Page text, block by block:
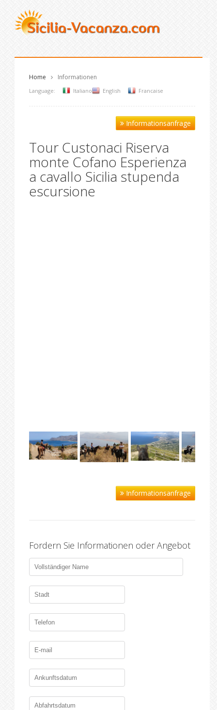
Home Informationen
Language: Italiano English Francaise
Informationsanfrage
Tour Custonaci Riserva
monte Cofano Esperienza
a cavallo Sicilia stupenda
escursione
Informationsanfrage
Fordern Sie Informationen oder Angebot